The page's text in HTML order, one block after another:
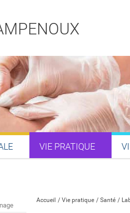
VIE PRATIQUE
Accueil Vie pratique Santé